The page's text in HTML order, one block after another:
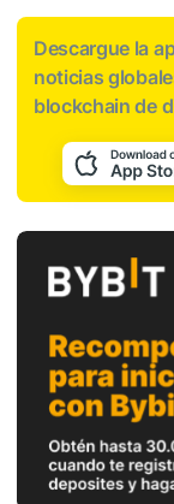
Descargue la
noticias
blockchain de